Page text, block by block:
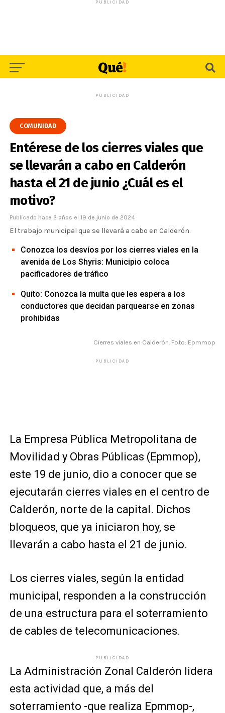
PUBLICIDAD
PUBLICIDAD
COMUNIDAD
Entérese de los cierres viales que
se llevarán a cabo en Calderón
hasta el 21 de junio ¿Cuál es el
motivo?
Publicado hace 2 años el 19 de junio de 2024
El trabajo municipal que se llevará a cabo en Calderón.
Conozca los desvíos por los cierres viales en la
avenida de Los Shyris: Municipio coloca
pacificadores de tráfico
Quito: Conozca la multa que les espera a los
conductores que decidan parquearse en zonas
prohibidas
Cierres viales en Calderón. Foto: Epmmop
PUBLICIDAD
La Empresa Pública Metropolitana de
Movilidad y Obras Públicas (Epmmop),
este 19 de junio, dio a conocer que se
ejecutarán cierres viales en el centro de
Calderón, norte de la capital. Dichos
bloqueos, que ya iniciaron hoy, se
llevarán a cabo hasta el 21 de junio.
Los cierres viales, según la entidad
municipal, responden a la construcción
de una estructura para el soterramiento
de cables de telecomunicaciones.
PUBLICIDAD
La Administración Zonal Calderón lidera
esta actividad que, a más del
soterramiento -que realiza Epmmop-,